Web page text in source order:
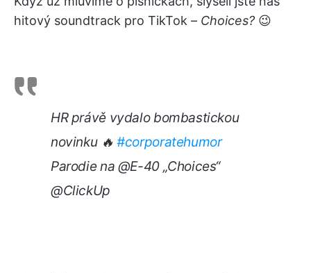
hitový soundtrack pro TikTok – Choices? 😉
HR právě vydalo bombastickou
novinku 🔥#corporatehumor
Parodie na @E-40 „Choices“
@ClickUp